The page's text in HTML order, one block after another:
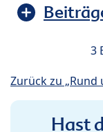
3
Zurück zu „Rund
Hast